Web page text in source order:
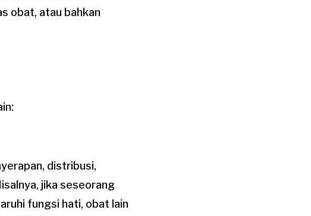
obat, atau bahkan
distribusi,
jika seseorang
fungsi hati, obat lain